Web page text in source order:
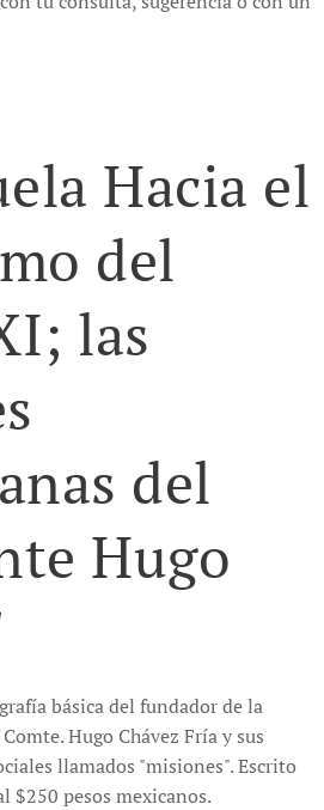
Hacia el
del
las
del
Hugo
básica del fundador de la
Hugo Chávez Fría y sus
llamados "misiones". Escrito
$250 pesos mexicanos.